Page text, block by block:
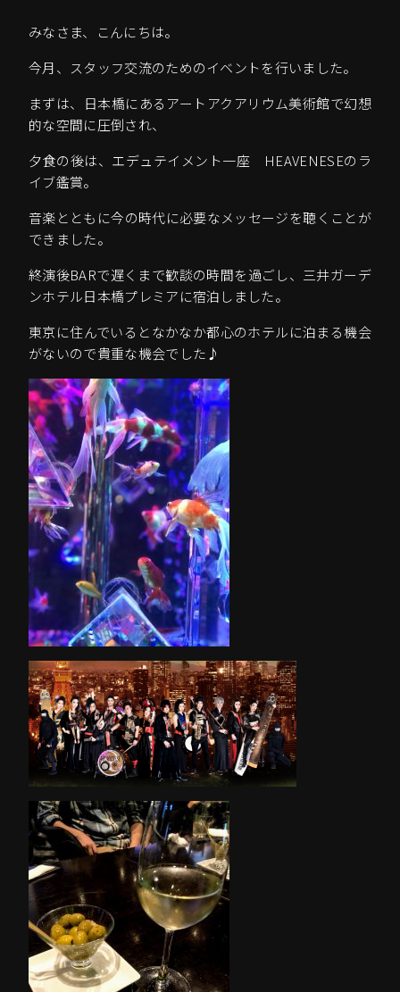
みなさま、こんにちは。
今月、スタッフ交流のためのイベントを行いました。
まずは、日本橋にあるアートアクアリウム美術館で幻想
的な空間に圧倒され、
夕食の後は、エデュテイメント一座 HEAVENESEのラ
イブ鑑賞。
音楽とともに今の時代に必要なメッセージを聴くことが
できました。
終演後BARで遅くまで歓談の時間を過ごし、三井ガーデ
ンホテル日本橋プレミアに宿泊しました。
東京に住んでいるとなかなか都心のホテルに泊まる機会
がないので貴重な機会でした♪